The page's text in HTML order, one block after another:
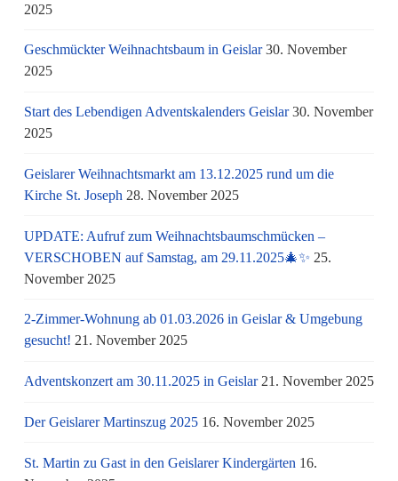
2025
Geschmückter Weihnachtsbaum in Geislar 30. November
2025
Start des Lebendigen Adventskalenders Geislar 30. November
2025
Geislarer Weihnachtsmarkt am 13.12.2025 rund um die
Kirche St. Joseph 28. November 2025
UPDATE: Aufruf zum Weihnachtsbaumschmücken –
VERSCHOBEN auf Samstag, am 29.11.2025🎄✨ 25.
November 2025
2-Zimmer-Wohnung ab 01.03.2026 in Geislar & Umgebung
gesucht! 21. November 2025
Adventskonzert am 30.11.2025 in Geislar 21. November 2025
Der Geislarer Martinszug 2025 16. November 2025
St. Martin zu Gast in den Geislarer Kindergärten 16.